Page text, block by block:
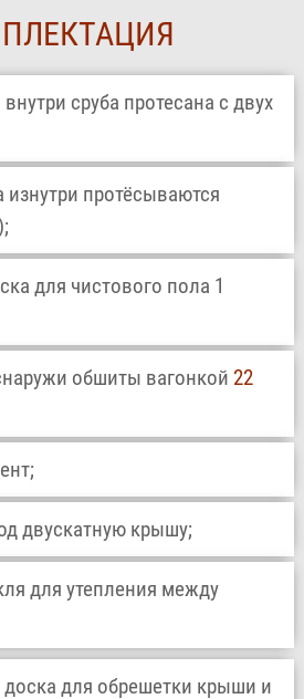
сруба протесана с двух
изнутри протёсываются
для чистового пола 1
обшиты вагонкой 22
двускатную крышу;
для утепления между
доска для обрешетки крыши и